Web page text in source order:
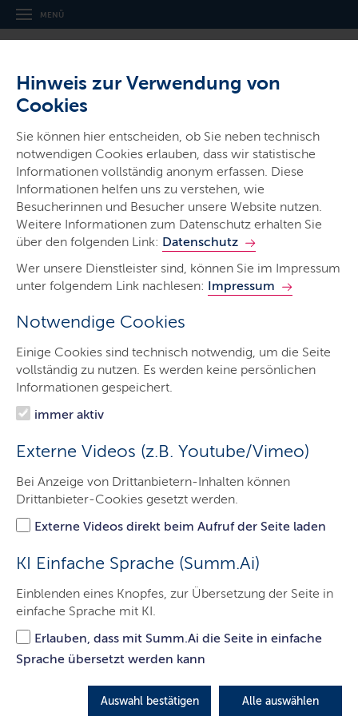
Hinweis zur Verwendung von
Cookies
Sie können hier entscheiden, ob Sie neben technisch
notwendigen Cookies erlauben, dass wir statistische
Informationen vollständig anonym erfassen. Diese
Informationen helfen uns zu verstehen, wie
Besucherinnen und Besucher unsere Website nutzen.
Weitere Informationen zum Datenschutz erhalten Sie
über den folgenden Link: Datenschutz
Wer unsere Dienstleister sind, können Sie im Impressum
unter folgendem Link nachlesen: Impressum
Notwendige Cookies
Einige Cookies sind technisch notwendig, um die Seite
vollständig zu nutzen. Es werden keine persönlichen
Informationen gespeichert.
immer aktiv
Externe Videos (z.B. Youtube/Vimeo)
Bei Anzeige von Drittanbietern-Inhalten können
Drittanbieter-Cookies gesetzt werden.
Externe Videos direkt beim Aufruf der Seite laden
KI Einfache Sprache (Summ.Ai)
Einblenden eines Knopfes, zur Übersetzung der Seite in
einfache Sprache mit KI.
Erlauben, dass mit Summ.Ai die Seite in einfache
Sprache übersetzt werden kann
Auswahl bestätigen Alle auswählen
MENÜ
Landesbetrieb
Straßenbau und Verkehr
Schleswig-Holstein
Ministerien & Behörden
Start
Der LBV.SH
Aufgaben
Service
Presse
Jobs & Karriere
StuWi Wismar
Hochschule Wismar
Philipp-Müller-Straße 14
23966 Wismar
04.06.2026 15:00 UHR